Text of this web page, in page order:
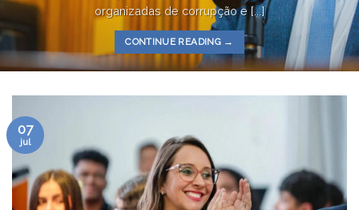
organizadas de corrupção e [...]
CONTINUE READING →
07
jul